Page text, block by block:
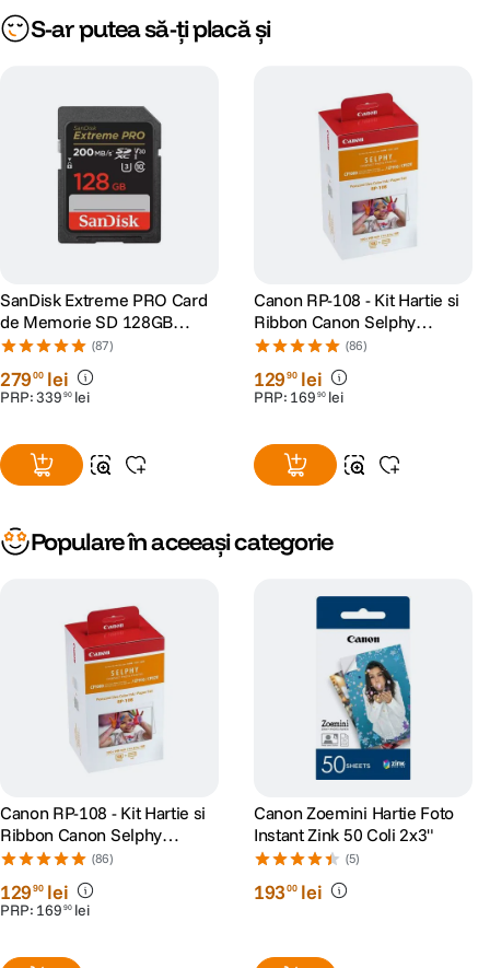
S-ar putea să-ți placă și
SanDisk Extreme PRO Card
de Memorie SD 128GB
SDXC UHS-I Class 10 U3 V30
+ 2 Ani RescuePRO Deluxe
(87)
27900 lei
PRP:339 90 lei
Canon RP-108 - Kit Hartie si
Ribbon Canon Selphy
CP910, CP1200, CP1300,
CP1500
(86)
12990 lei
PRP: 169 90 lei
Populare în aceeași categorie
Canon RP-108 - Kit Hartie si
Ribbon Canon Selphy
CP910, CP1200, CP1300,
CP1500
(86)
12990 lei
PRP: 169 90 lei
Canon Zoemini Hartie Foto
Instant Zink 50 Coli 2x3"
(5)
19300 lei